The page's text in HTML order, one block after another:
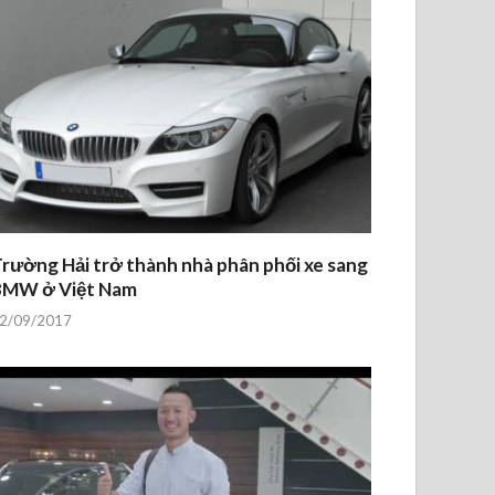
Hải trở thành nhà phân phối xe sang
ở Việt Nam
09/2017